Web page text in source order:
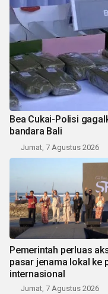
Bea Cukai-Polisi
bandara Bali
Jumat, 7 Agustus 2026
Pemerintah perluas
pasar jenama lokal ke
internasional
Jumat, 7 Agustus 2026